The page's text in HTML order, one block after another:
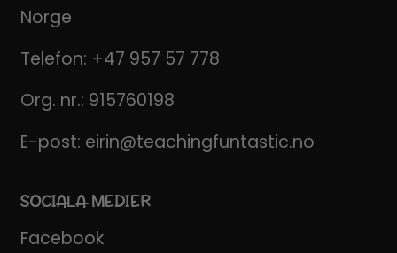
Norge
Telefon: +47 957 57 778
Org. nr.: 915760198
E-post: eirin@teachingfuntastic.no
SOCIALA MEDIER
Facebook